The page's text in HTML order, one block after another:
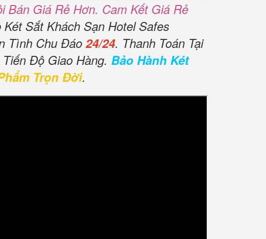
Bán Giá Rẻ Hơn. Cam Kết Giá Rẻ
Sắt Khách Sạn Hotel Safes
Tình Chu Đáo 24/24. Thanh Toán Tại
Độ Giao Hàng. Bảo Hành Két
Trọn Đời.